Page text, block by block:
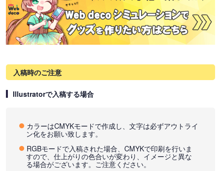
入稿時のご注意
Illustratorで入稿する場合
カラーはCMYKモードで作成し、文字は必ずアウトライ
ン化をお願い致します。
RGBモードで入稿された場合、CMYKで印刷を行いま
すので、仕上がりの色合いが変わり、イメージと異な
る場合がございます。ご注意ください。